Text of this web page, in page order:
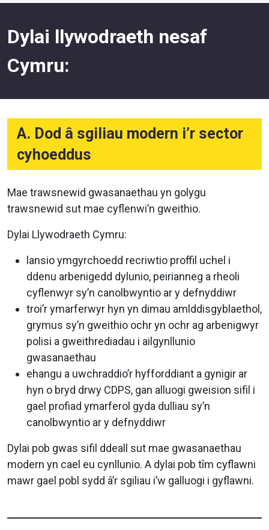
Dylai llywodraeth nesaf
Cymru:
A. Dod â sgiliau modern i’r sector
cyhoeddus
Mae trawsnewid gwasanaethau yn golygu
trawsnewid sut mae cyflenwi’n gweithio.
Dylai Llywodraeth Cymru:
lansio ymgyrchoedd recriwtio proffil uchel i
ddenu arbenigedd dylunio, peirianneg a rheoli
cyflenwyr sy’n canolbwyntio ar y defnyddiwr
troi’r ymarferwyr hyn yn dimau amlddisgyblaethol,
grymus sy’n gweithio ochr yn ochr ag arbenigwyr
polisi a gweithrediadau i ailgynllunio
gwasanaethau
ehangu a uwchraddio’r hyfforddiant a gynigir ar
hyn o bryd drwy CDPS, gan alluogi gweision sifil i
gael profiad ymarferol gyda dulliau sy’n
canolbwyntio ar y defnyddiwr
Dylai pob gwas sifil ddeall sut mae gwasanaethau
modern yn cael eu cynllunio. A dylai pob tîm cyflawni
mawr gael pobl sydd â’r sgiliau i’w galluogi i gyflawni.